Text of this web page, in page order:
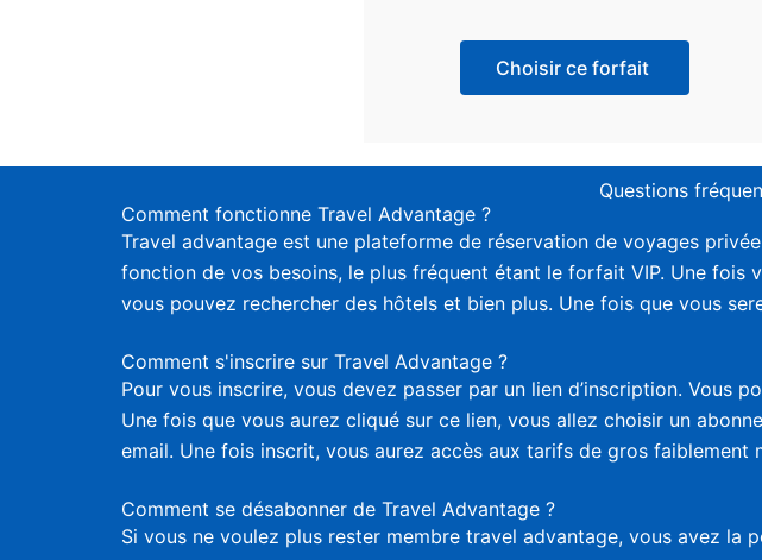
Choisir ce forfait
Questions
Comment fonctionne Travel Advantage ?
Travel advantage est une plateforme de réservation de voyages
fonction de vos besoins, le plus fréquent étant le forfait VIP. Une
vous pouvez rechercher des hôtels et bien plus. Une fois que vous
Comment s'inscrire sur Travel Advantage ?
Pour vous inscrire, vous devez passer par un lien d’inscription. Vous
Une fois que vous aurez cliqué sur ce lien, vous allez choisir un
email. Une fois inscrit, vous aurez accès aux tarifs de gros faiblement
Comment se désabonner de Travel Advantage ?
Si vous ne voulez plus rester membre travel advantage, vous avez la